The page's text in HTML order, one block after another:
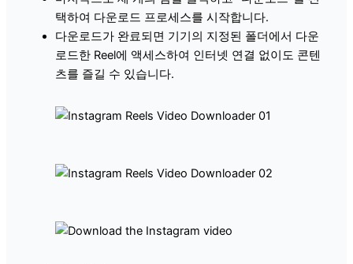
택하여 다운로드 프로세스를 시작합니다.
다운로드가 완료되면 기기의 지정된 폴더에서 다운
로드한 Reel에 액세스하여 인터넷 연결 없이도 콘텐
츠를 즐길 수 있습니다.